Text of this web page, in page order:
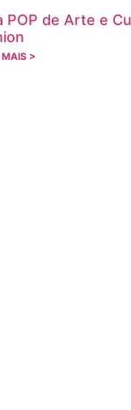
POP de Arte e
>